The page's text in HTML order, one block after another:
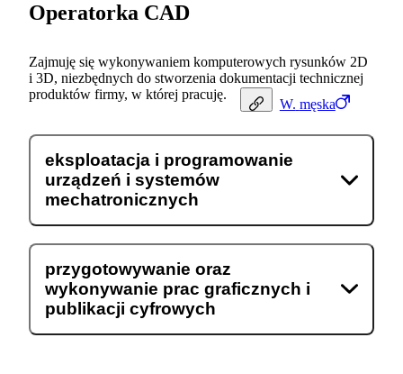
W. męska
Operatorka CAD
Zajmuję się wykonywaniem komputerowych rysunków 2D
i 3D, niezbędnych do stworzenia dokumentacji technicznej
produktów firmy, w której pracuję.
eksploatacja i programowanie
urządzeń i systemów
mechatronicznych
przygotowywanie oraz
wykonywanie prac graficznych i
publikacji cyfrowych